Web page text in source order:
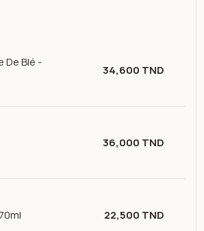
De Blé -
34,600 TND
36,000 TND
22,500 TND